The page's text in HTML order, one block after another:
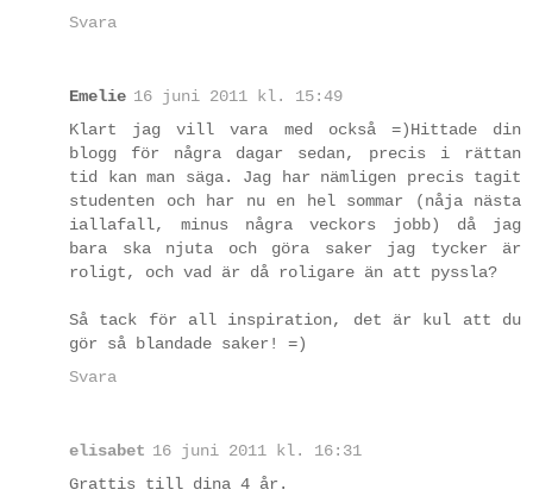
Svara
Emelie 16 juni 2011 kl. 15:49
Klart jag vill vara med också =)Hittade din
blogg för några dagar sedan, precis i rättan
tid kan man säga. Jag har nämligen precis tagit
studenten och har nu en hel sommar (nåja nästa
iallafall, minus några veckors jobb) då jag
bara ska njuta och göra saker jag tycker är
roligt, och vad är då roligare än att pyssla?
Så tack för all inspiration, det är kul att du
gör så blandade saker! =)
Svara
elisabet 16 juni 2011 kl. 16:31
Grattis till dina 4 år.